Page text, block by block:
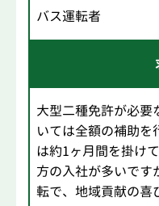
バス運転者
大型二種免許が必要
いては全額の補助を
は約1ヶ月間を掛け
方の入社が多いです
転で、地域貢献の喜